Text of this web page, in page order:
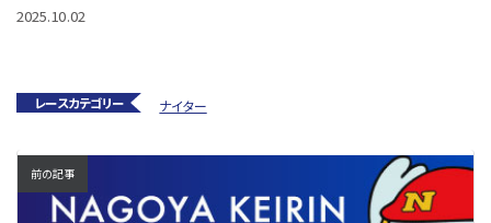
2025.10.02
レースカテゴリー ナイター
前の記事